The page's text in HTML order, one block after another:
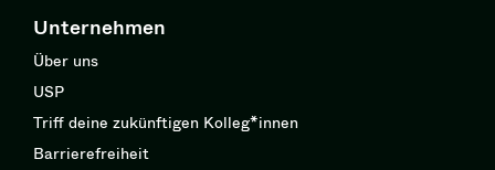
Unternehmen
Über uns
USP
Triff deine zukünftigen Kolleg*innen
Barrierefreiheit